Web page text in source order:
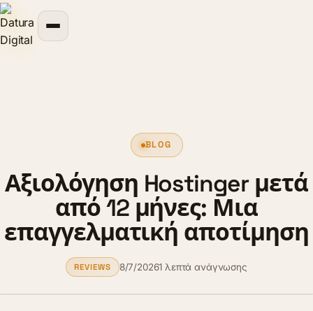
BLOG
Αξιολόγηση Hostinger μετά
από 12 μήνες: Μια
επαγγελματική αποτίμηση
REVIEWS 8/7/20261 λεπτά ανάγνωσης